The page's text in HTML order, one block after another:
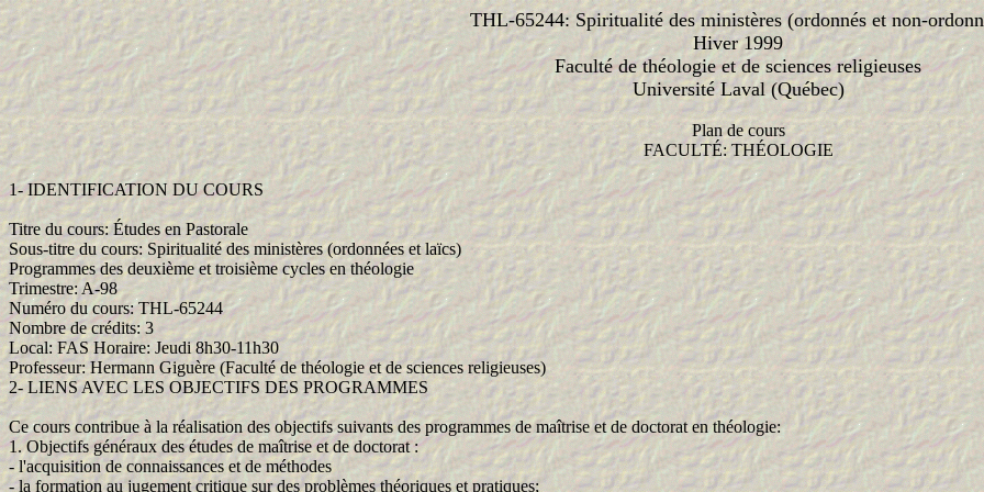
THL-65244: Spiritualité des ministères (ordonnés et non-
Hiver 1999
Faculté de théologie et de sciences religieuses
Université Laval (Québec)
Plan de cours
FACULTÉ: THÉOLOGIE
1- IDENTIFICATION DU COURS
Titre du cours: Études en Pastorale
Sous-titre du cours: Spiritualité des ministères (ordonnées et laïcs)
Programmes des deuxième et troisième cycles en théologie
Trimestre: A-98
Numéro du cours: THL-65244
Nombre de crédits: 3
Local: FAS Horaire: Jeudi 8h30-11h30
Professeur: Hermann Giguère (Faculté de théologie et de sciences religieuses)
2- LIENS AVEC LES OBJECTIFS DES PROGRAMMES
Ce cours contribue à la réalisation des objectifs suivants des programmes de maîtrise et de doctorat en théologie:
1. Objectifs généraux des études de maîtrise et de doctorat :
- l'acquisition de connaissances et de méthodes
- la formation au jugement critique sur des problèmes théoriques et pratiques;